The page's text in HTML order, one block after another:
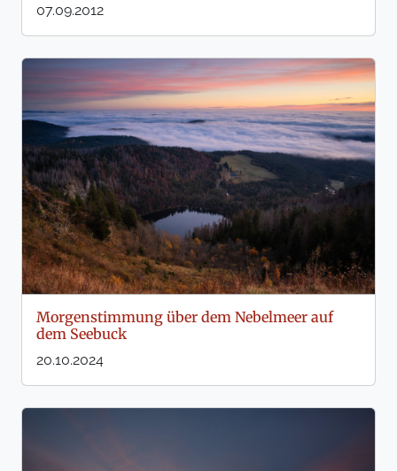
07.09.2012
Morgenstimmung über dem Nebelmeer auf
dem Seebuck
20.10.2024